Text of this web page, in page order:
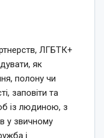
ЛГБТК+
як
полону чи
заповіти та
із людиною, з
у звичному
і